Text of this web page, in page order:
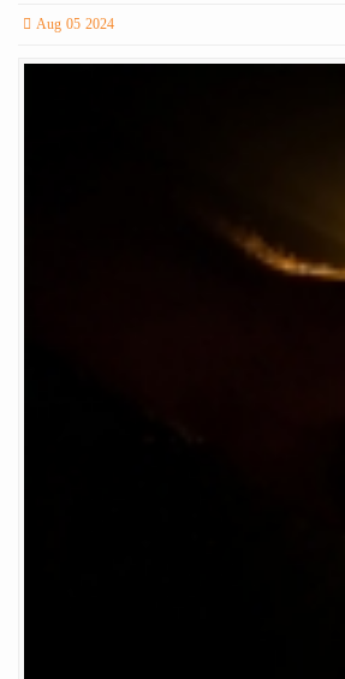
Aug 05 2024